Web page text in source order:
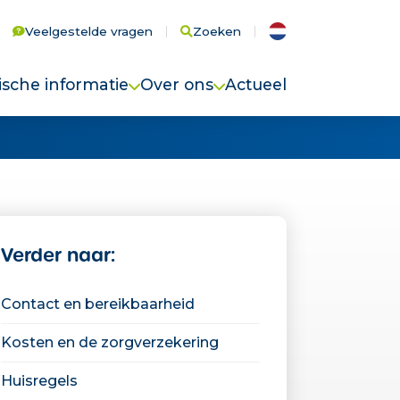
Veelgestelde vragen Zoeken
informatie
en de zorgverzekering
Over ons
Cliëntenraad
combineren met je
Actueel
Verder naar:
Contact en bereikbaarheid
Kosten en de zorgverzekering
Huisregels